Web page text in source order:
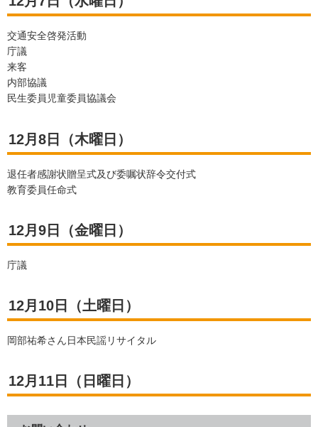
交通安全啓発活動
庁議
来客
内部協議
民生委員児童委員協議会
12月8日（木曜日）
退任者感謝状贈呈式及び委嘱状辞令交付式
教育委員任命式
12月9日（金曜日）
庁議
12月10日（土曜日）
岡部祐希さん日本民謡リサイタル
12月11日（日曜日）